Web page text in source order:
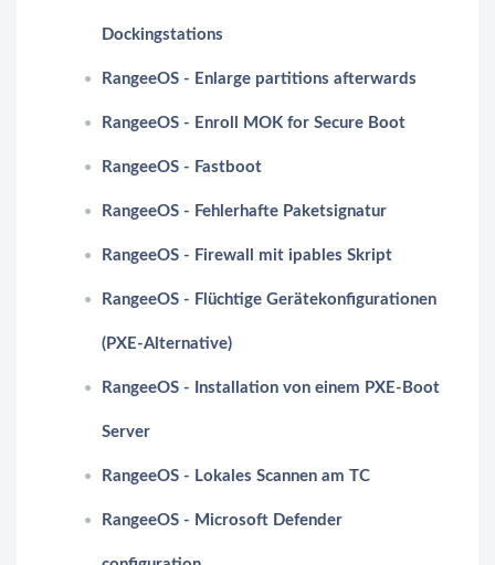
Dockingstations
RangeeOS - Enlarge partitions afterwards
RangeeOS - Enroll MOK for Secure Boot
RangeeOS - Fastboot
RangeeOS - Fehlerhafte Paketsignatur
RangeeOS - Firewall mit ipables Skript
RangeeOS - Flüchtige Gerätekonfigurationen
(PXE-Alternative)
RangeeOS - Installation von einem PXE-Boot
Server
RangeeOS - Lokales Scannen am TC
RangeeOS - Microsoft Defender